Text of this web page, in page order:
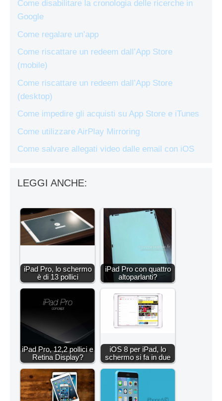
Come disabilitare la cronologia delle ricerche in
Google
Come regalare un’app
Come riscattare un redeem dall’App Store
(mobile)
Come riscattare un redeem dall’App Store
(desktop)
Come impedire gli acquisti su App Store e iTunes
Come utilizzare AirPlay Mirroring
Come salvare allegati video dalle email con iOS
LEGGI ANCHE:
iPad Pro, lo schermo
è di 13 pollici
iPad Pro con quattro
altoparlanti?
iPad Pro, 12,2 pollici e
Retina Display?
iOS 8 per iPad, lo
schermo si fa in due